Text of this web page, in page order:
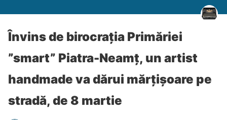
Învins de birocrația Primăriei
”smart” Piatra-Neamț, un artist
handmade va dărui mărțișoare pe
stradă, de 8 martie